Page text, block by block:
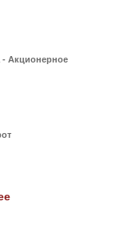
Акционерное